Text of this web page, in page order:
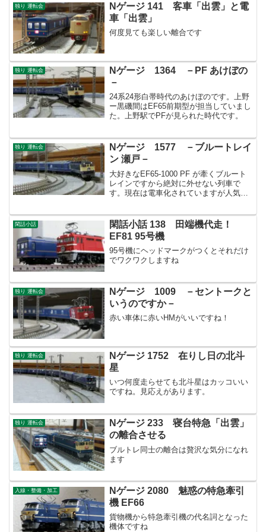
独り 運転会
Nゲージ 141 客車「出雲」と電
車「出雲」
何度見ても楽しい離合です
独り 運転会
Nゲージ 1364 －PF あけぼの
－
24系24形白帯時代のあけぼのです。上野
ー黒磯間はEF65前期型が担当していまし
た。上野駅でPFが見られた時代です。
独り 運転会
Nゲージ 1577 －ブルートレイ
ン 瀬戸－
大好きなEF65-1000 PF が牽くブルート
レインですから絶対に外せない列車で
す。現在は電車化されていますが人気の
ですね！
閑話小話
閑話小話 138 田端機代走！
EF81 95号機
95号機にヘッドマークがつくとそれだけ
でワクワクしますね
独り 運転会
Nゲージ 1009 －セントークと
いうのですか－
赤い車体に赤いHMがいいですね！
独り 運転会
Nゲージ 1752 在りし日の北斗
星
いつ何度走らせても北斗星はカッコいい
ですね。見応えがあります。
独り 運転会
Nゲージ 233 寝台特急「出雲」
の離合させる
ブルトレ同士の離合は贅沢な気分になれ
ます
入線・整備・加工
Nゲージ 2080 魅惑の特急牽引
機 EF66
貨物機から特急牽引機の代名詞となった
機体ですね